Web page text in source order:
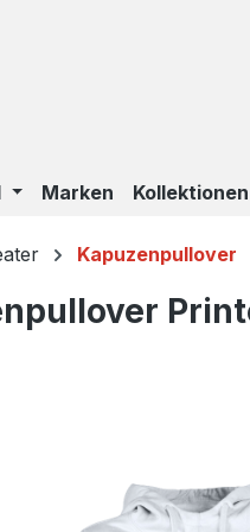
Marken Kollektionen
Kapuzenpullover